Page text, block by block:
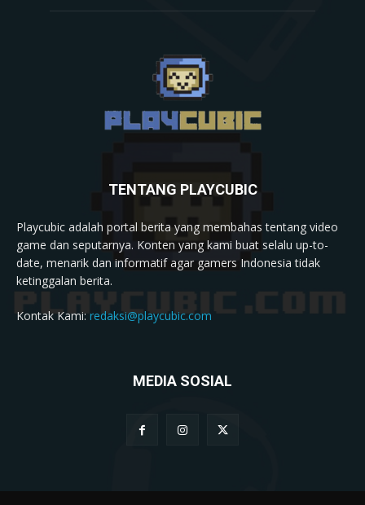
TENTANG PLAYCUBIC
Playcubic adalah portal berita yang membahas tentang video
game dan seputarnya. Konten yang kami buat selalu up-to-
date, menarik dan informatif agar gamers Indonesia tidak
ketinggalan berita.
Kontak Kami:redaksi@playcubic.com
MEDIA SOSIAL